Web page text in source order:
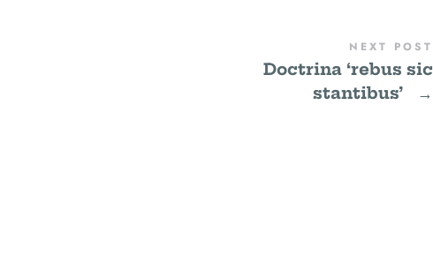
NEXT POST
Doctrina ‘rebus sic
stantibus’
→